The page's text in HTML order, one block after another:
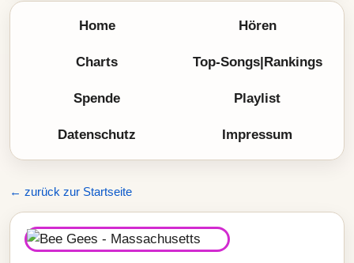
Home Hören
Charts Top-Songs|Rankings
Spende Playlist
Datenschutz Impressum
← zurück zur Startseite